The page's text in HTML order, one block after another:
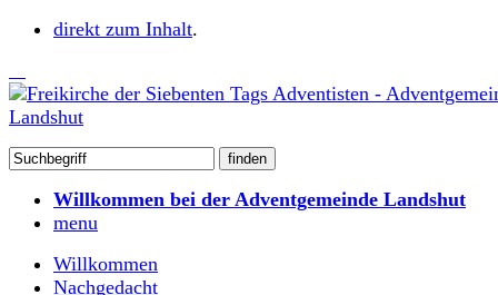
direkt zum Inhalt.
Willkommen bei der Adventgemeinde Landshut
menu
Willkommen
Nachgedacht